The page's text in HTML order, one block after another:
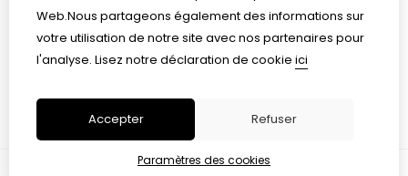
Service client
Retour de marchandise
Web.Nous partageons également des informations sur
votre utilisation de notre site avec nos partenaires pour
l'analyse. Lisez notre déclaration de cookie ici
Accepter Refuser
Paramètres des cookies